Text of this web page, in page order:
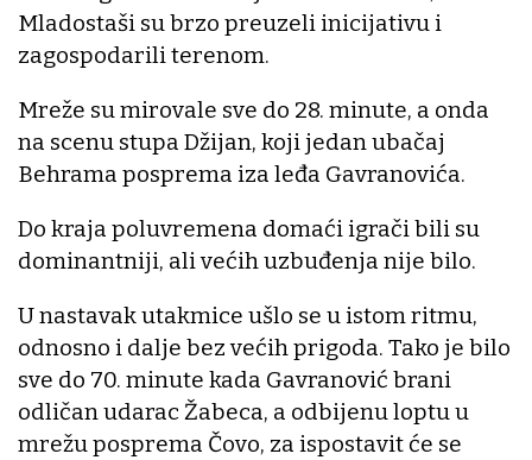
Mladostaši su brzo preuzeli inicijativu i
zagospodarili terenom.
Mreže su mirovale sve do 28. minute, a onda
na scenu stupa Džijan, koji jedan ubačaj
Behrama posprema iza leđa Gavranovića.
Do kraja poluvremena domaći igrači bili su
dominantniji, ali većih uzbuđenja nije bilo.
U nastavak utakmice ušlo se u istom ritmu,
odnosno i dalje bez većih prigoda. Tako je bilo
sve do 70. minute kada Gavranović brani
odličan udarac Žabeca, a odbijenu loptu u
mrežu posprema Čovo, za ispostavit će se